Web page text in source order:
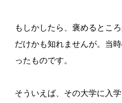
もしかしたら、褒めるとこ
だけかも知れませんが。当
ったものです。
そういえば、その大学に入